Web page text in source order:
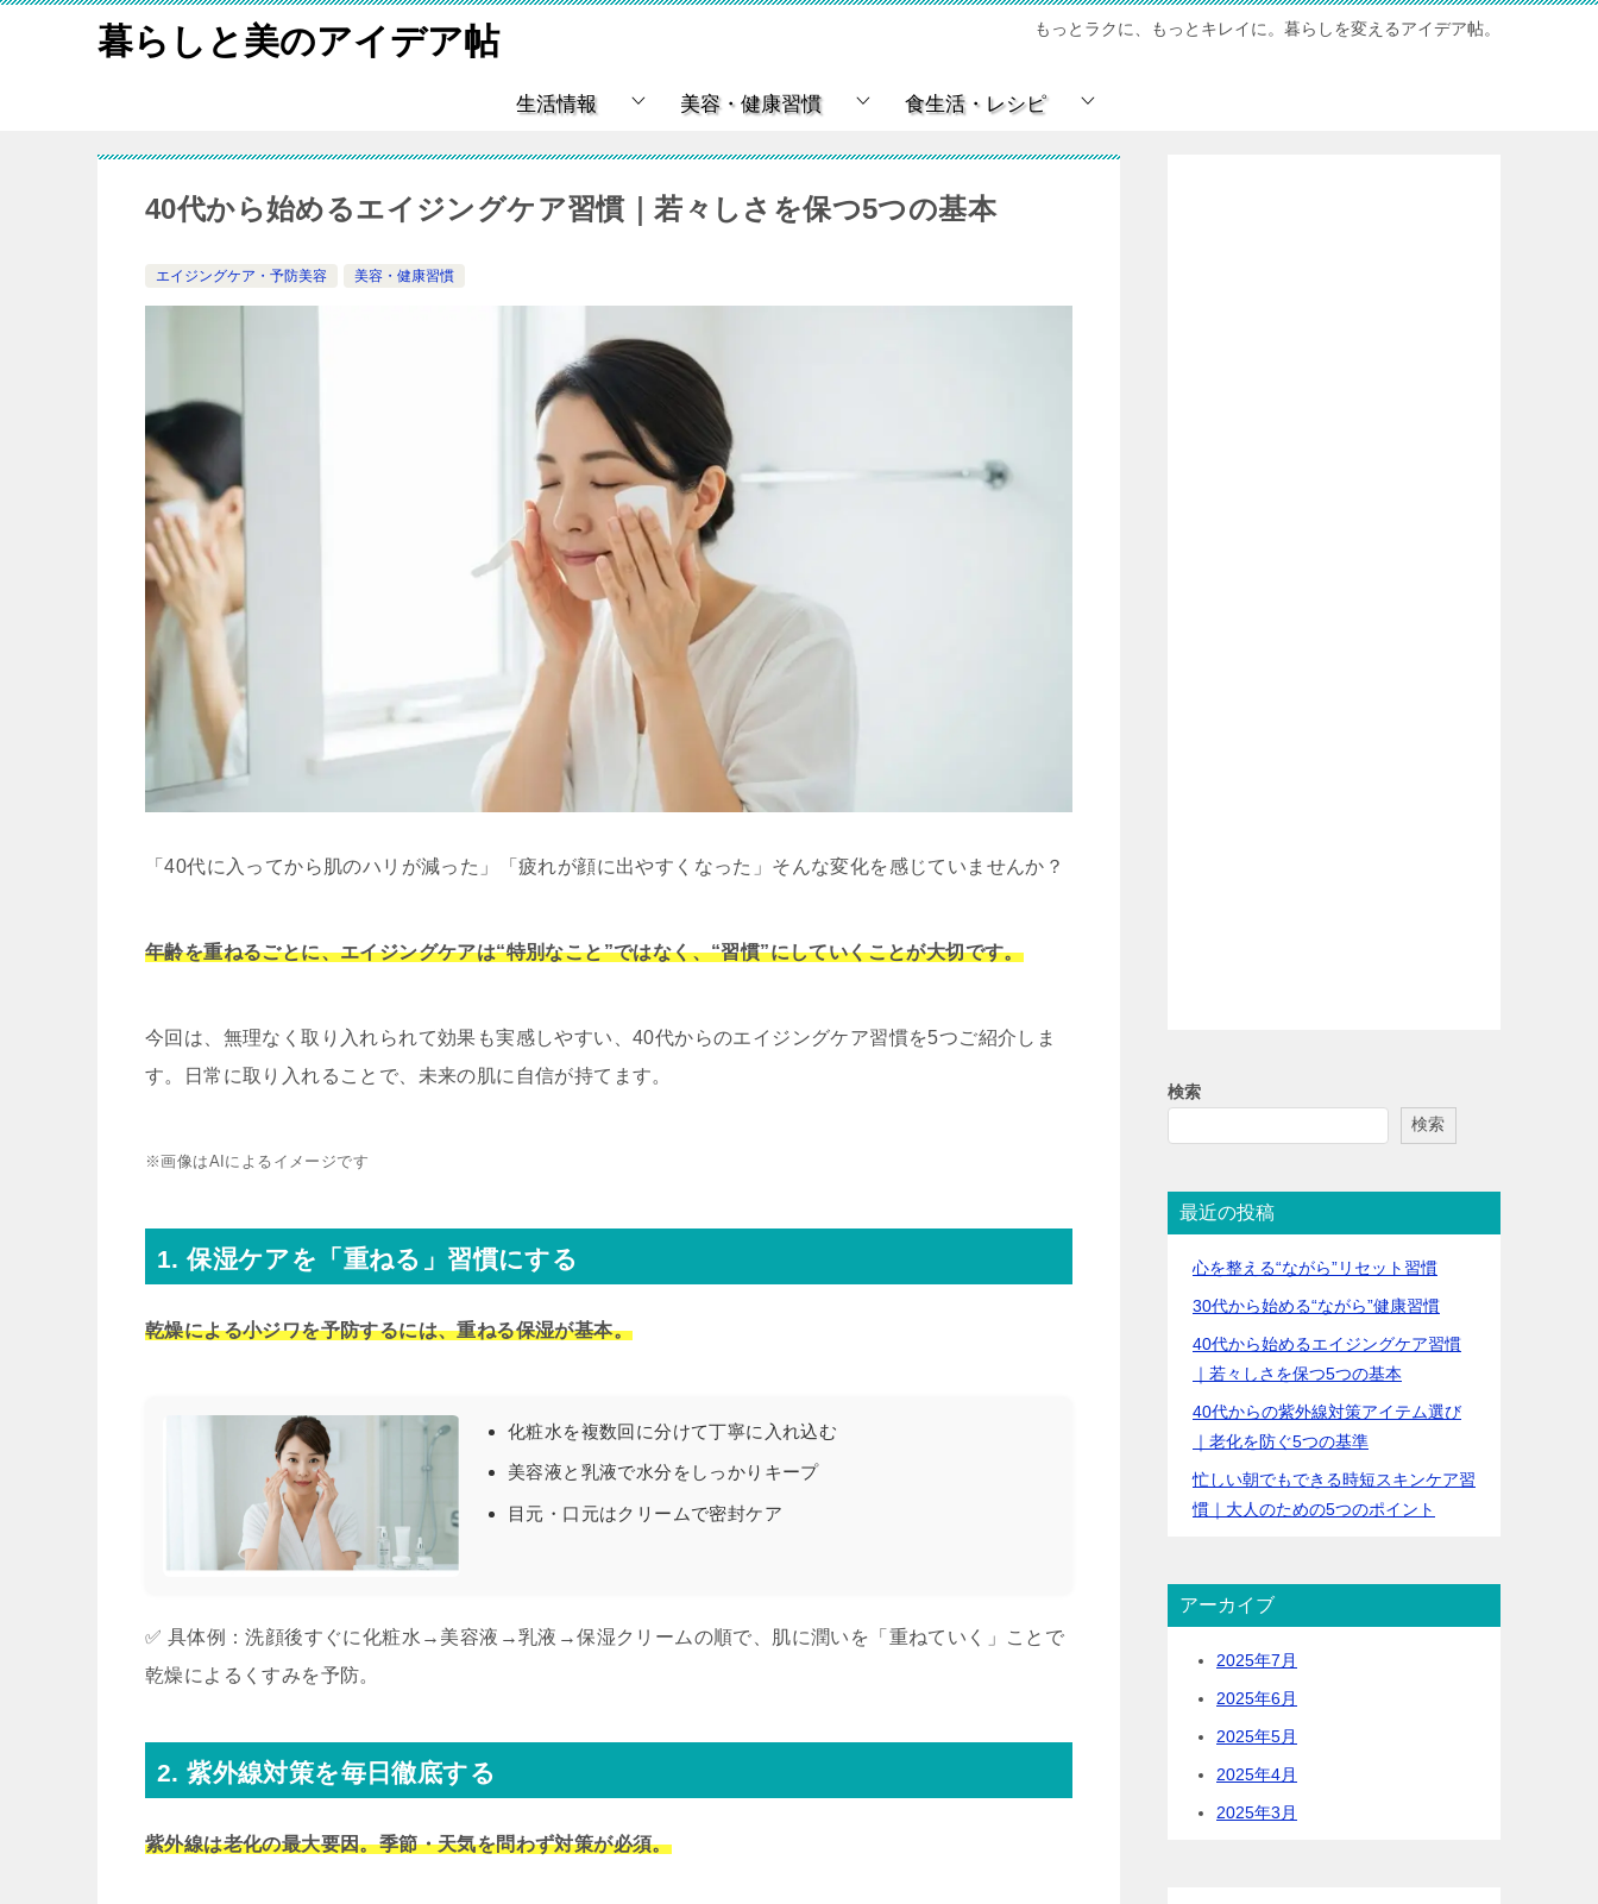
暮らしと美のアイデア帖 もっとラクに、もっとキレイに。暮らしを変えるアイデア帖。
生活情報 美容・健康習慣 食生活・レシピ
40代から始めるエイジングケア習慣｜若々しさを保つ5つの基本
エイジングケア・予防美容 美容・健康習慣
「40代に入ってから肌のハリが減った」「疲れが顔に出やすくなった」そんな変化を感じていませんか？
年齢を重ねるごとに、エイジングケアは“特別なこと”ではなく、“習慣”にしていくことが大切です。
今回は、無理なく取り入れられて効果も実感しやすい、40代からのエイジングケア習慣を5つご紹介しま
す。日常に取り入れることで、未来の肌に自信が持てます。
※画像はAIによるイメージです
1. 保湿ケアを「重ねる」習慣にする
乾燥による小ジワを予防するには、重ねる保湿が基本。
化粧水を複数回に分けて丁寧に入れ込む
美容液と乳液で水分をしっかりキープ
目元・口元はクリームで密封ケア
✅ 具体例：洗顔後すぐに化粧水→美容液→乳液→保湿クリームの順で、肌に潤いを「重ねていく」ことで
乾燥によるくすみを予防。
2. 紫外線対策を毎日徹底する
紫外線は老化の最大要因。季節・天気を問わず対策が必須。
検索
検索
最近の投稿
心を整える“ながら”リセット習慣
30代から始める“ながら”健康習慣
40代から始めるエイジングケア習慣
｜若々しさを保つ5つの基本
40代からの紫外線対策アイテム選び
｜老化を防ぐ5つの基準
忙しい朝でもできる時短スキンケア習
慣｜大人のための5つのポイント
アーカイブ
2025年7月
2025年6月
2025年5月
2025年4月
2025年3月